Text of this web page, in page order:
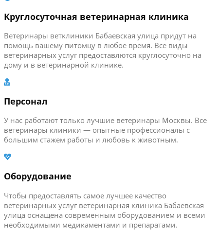
Круглосуточная ветеринарная клиника
Ветеринары ветклиники Бабаевская улица придут на
помощь вашему питомцу в любое время. Все виды
ветеринарных услуг предоставлются круглосуточно на
дому и в ветеринарной клинике.
Персонал
У нас работают только лучшие ветеринары Москвы. Все
ветеринары клиники — опытные профессионалы с
большим стажем работы и любовь к животным.
Оборудование
Чтобы предоставлять самое лучшее качество
ветеринарных услуг ветеринарная клиника Бабаевская
улица оснащена современным оборудованием и всеми
необходимыми медикаментами и препаратами.